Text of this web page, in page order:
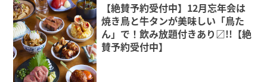
【絶賛予約受付中】12月忘年会は
焼き鳥と牛タンが美味しい「鳥た
ん」で！飲み放題付きあり〼!!【絶
賛予約受付中】